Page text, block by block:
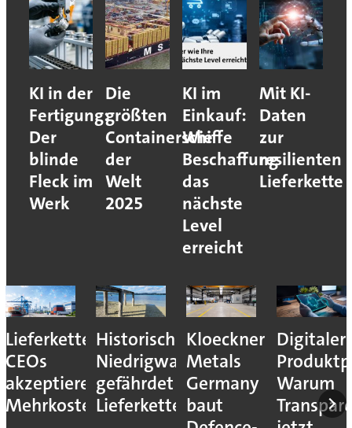
KI in der
Fertigung:
Der
blinde
Fleck im
Werk
Die
größten
Containerschiffe
der
Welt
2025
KI im
Einkauf:
Wie
Beschaffung
das
nächste
Level
erreicht
Mit KI-
Daten
zur
resilienten
Lieferkette
Lieferkettenresilienz:
CEOs
akzeptieren
Mehrkosten
Historisches
Niedrigwasser
gefährdet
Lieferketten
Kloeckner
Metals
Germany
baut
Digitaler
Warum